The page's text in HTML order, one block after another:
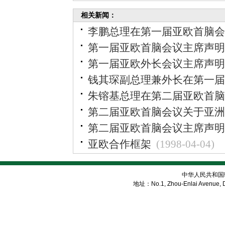
相关新闻：
李鹏总理在第一届亚欧首脑
第一届亚欧首脑会议主席声明
第一届亚欧外长会议主席声明
钱其琛副总理兼外长在第一
朱镕基总理在第二届亚欧首
第二届亚欧首脑会议关于亚
第二届亚欧首脑会议主席声明
亚欧合作框架 (1998-04-04)
中华人民共和
地址：No.1, Zhou-Enlai Avenue,